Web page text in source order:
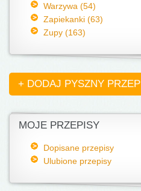
Warzywa (54)
Zapiekanki (63)
Zupy (163)
+ DODAJ PYSZNY
MOJE PRZEPISY
Dopisane przepisy
Ulubione przepisy